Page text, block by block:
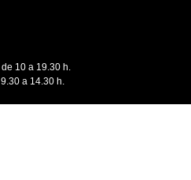
10 a 19.30 h.
a 14.30 h.